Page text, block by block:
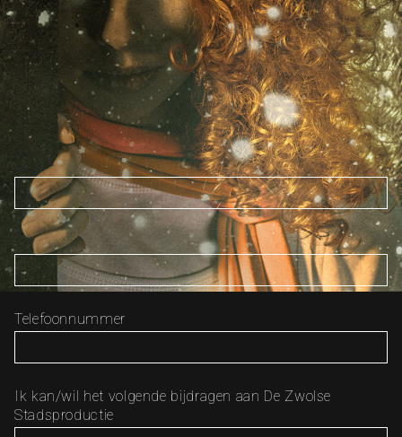
Wil jij ook een bijdrage leveren aan dit unieke
theaterspektakel?
Dat kan op vele manieren denk aan onder andere spel,
decor, kleding, techniek, publieksbegeleiding en catering.
Meld je dan nu aan via onderstaand formulier:
Naam *
E-mail *
Telefoonnummer
Ik kan/wil het volgende bijdragen aan De Zwolse
Stadsproductie